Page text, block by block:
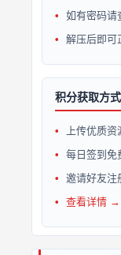
如有密码请
解压后即可
积分获取方式
上传优质
每日签到免
邀请好友注
查看详情 →